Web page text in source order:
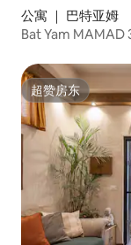
公寓 ｜ 巴特亚姆
Bat Yam MAMAD
超赞房东
超赞房东